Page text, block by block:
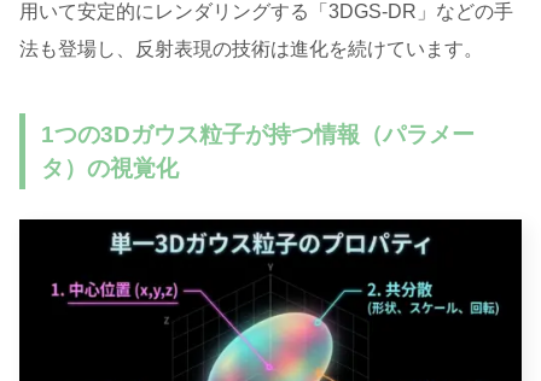
用いて安定的にレンダリングする「3DGS-DR」などの手
法も登場し、反射表現の技術は進化を続けています。
1つの3Dガウス粒子が持つ情報（パラメー
タ）の視覚化